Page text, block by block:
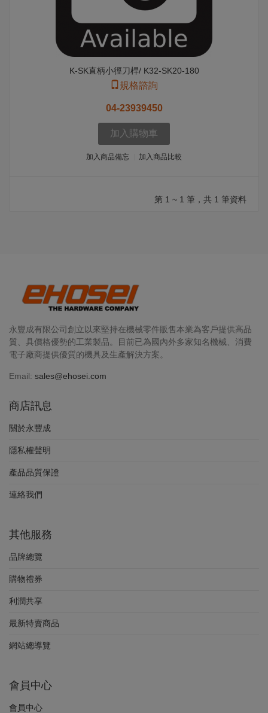
K-SK直柄小徑刀桿/ K32-SK20-180
規格諮詢
04-23939450
加入購物車
加入商品備忘 加入商品比較
第 1 ~ 1 筆，共 1 筆資料
永豐成有限公司創立以來堅持在機械零件販售本業為客戶提供高品
質、具價格優勢的工業製品。目前已為國內外多家知名機械、消費
電子廠商提供優質的機具及生產解決方案。
Email: sales@ehosei.com
商店訊息
關於永豐成
隱私權聲明
產品品質保證
連絡我們
其他服務
品牌總覽
購物禮券
利潤共享
最新特賣商品
網站總導覽
會員中心
會員中心